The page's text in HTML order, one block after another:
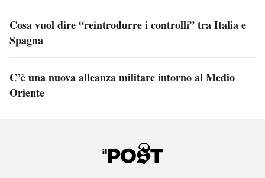
Cosa vuol dire “reintrodurre i controlli” tra Italia e
Spagna
C’è una nuova alleanza militare intorno al Medio
Oriente